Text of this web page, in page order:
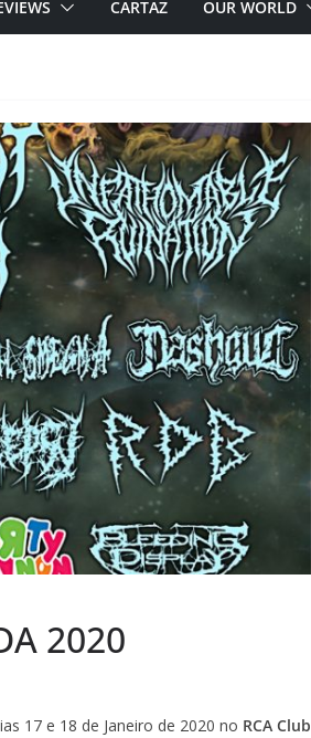
CARTAZ OUR WORLD
2020
17 e 18 de Janeiro de 2020 no RCA Club